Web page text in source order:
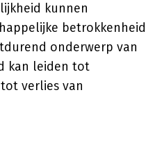
kunnen
betrokkenheid
onderwerp van
kan leiden tot
verlies van